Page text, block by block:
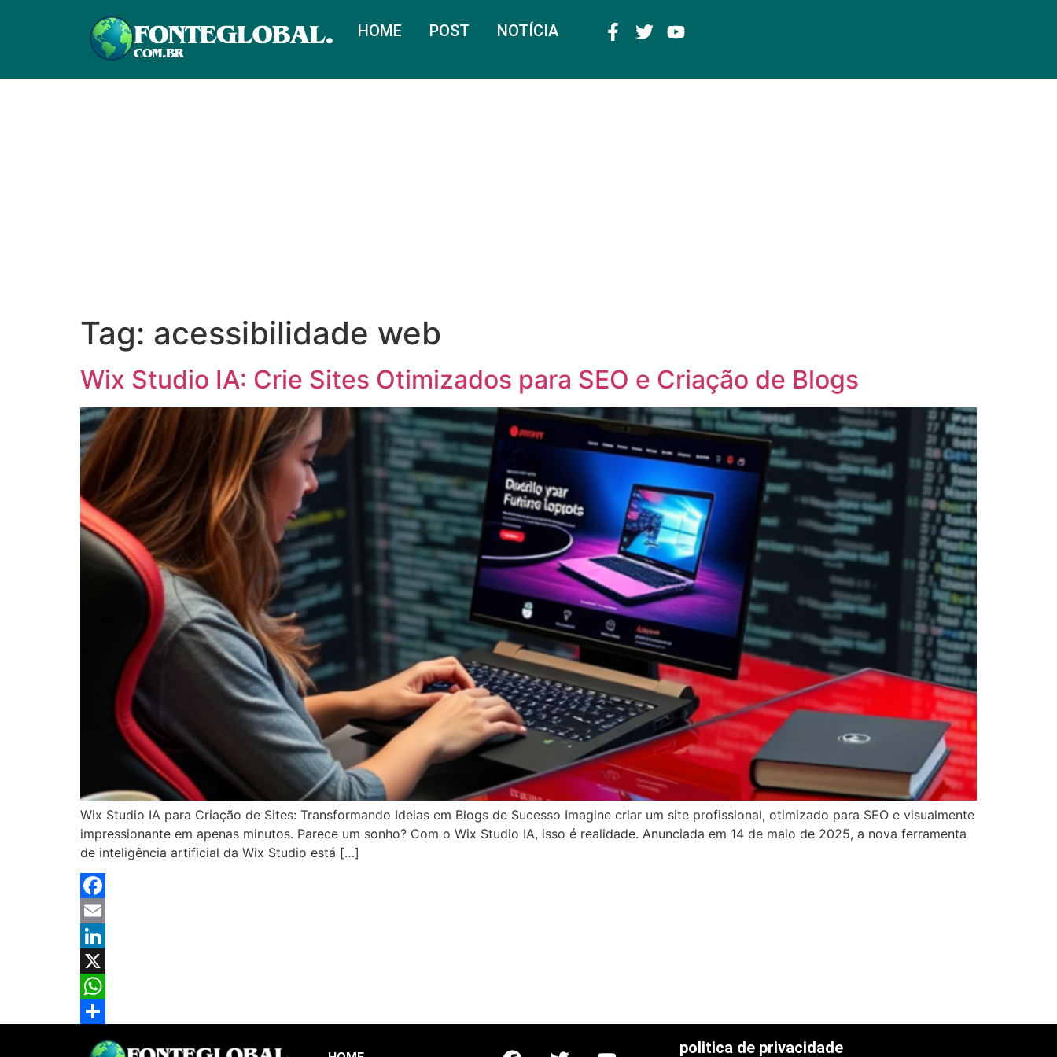
HOME POST NOTÍCIA
Tag: acessibilidade web
Wix Studio IA: Crie Sites Otimizados para SEO e Criação de Blogs
Wix Studio IA para Criação de Sites: Transformando Ideias em Blogs de Sucesso Imagine criar um site profissional, otimizado para SEO e visualmente
impressionante em apenas minutos. Parece um sonho? Com o Wix Studio IA, isso é realidade. Anunciada em 14 de maio de 2025, a nova ferramenta
de inteligência artificial da Wix Studio está […]
Facebook
Email
LinkedIn
X
WhatsApp
Share
politica de privacidade